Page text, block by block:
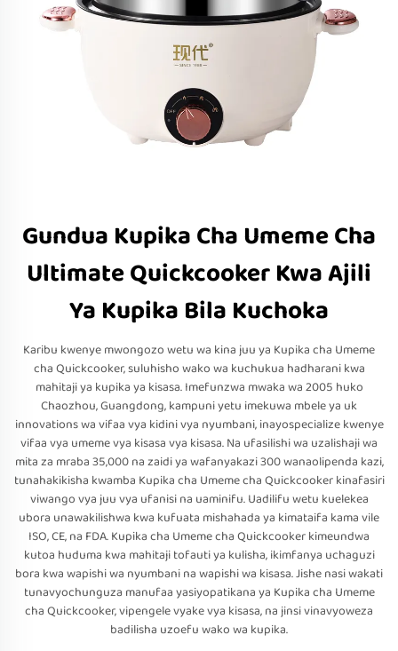
Gundua Kupika Cha Umeme Cha
Ultimate Quickcooker Kwa Ajili
Ya Kupika Bila Kuchoka
Karibu kwenye mwongozo wetu wa kina juu ya Kupika cha Umeme
cha Quickcooker, suluhisho wako wa kuchukua hadharani kwa
mahitaji ya kupika ya kisasa. Imefunzwa mwaka wa 2005 huko
Chaozhou, Guangdong, kampuni yetu imekuwa mbele ya uk
innovations wa vifaa vya kidini vya nyumbani, inayospecialize kwenye
vifaa vya umeme vya kisasa vya kisasa. Na ufasilishi wa uzalishaji wa
mita za mraba 35,000 na zaidi ya wafanyakazi 300 wanaolipenda kazi,
tunahakikisha kwamba Kupika cha Umeme cha Quickcooker kinafasiri
viwango vya juu vya ufanisi na uaminifu. Uadilifu wetu kuelekea
ubora unawakilishwa kwa kufuata mishahada ya kimataifa kama vile
ISO, CE, na FDA. Kupika cha Umeme cha Quickcooker kimeundwa
kutoa huduma kwa mahitaji tofauti ya kulisha, ikimfanya uchaguzi
bora kwa wapishi wa nyumbani na wapishi wa kisasa. Jishe nasi wakati
tunavyochunguza manufaa yasiyopatikana ya Kupika cha Umeme
cha Quickcooker, vipengele vyake vya kisasa, na jinsi vinavyoweza
badilisha uzoefu wako wa kupika.